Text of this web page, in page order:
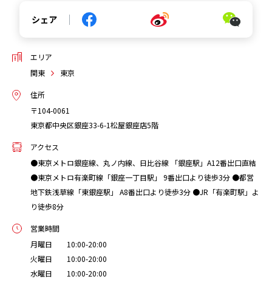
シェア
エリア
関東
東京
住所
〒104-0061
東京都中央区銀座33-6-1松屋銀座店5階
アクセス
●東京メトロ銀座線、丸ノ内線、日比谷線 「銀座駅」A12番出口直結
●東京メトロ有楽町線「銀座一丁目駅」 9番出口より徒歩3分 ●都営
地下鉄浅草線「東銀座駅」 A8番出口より徒歩3分 ●JR「有楽町駅」よ
り徒歩8分
営業時間
月曜日 10:00-20:00
火曜日 10:00-20:00
水曜日 10:00-20:00